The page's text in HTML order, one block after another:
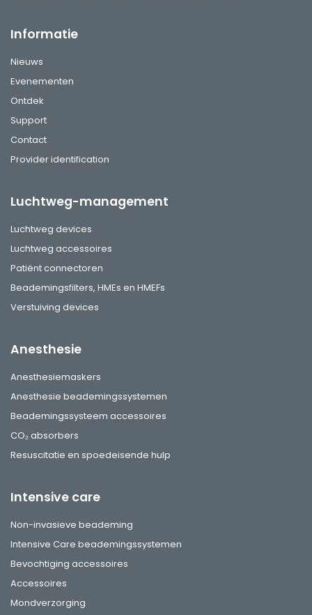
Informatie
Nieuws
Evenementen
Ontdek
Support
Contact
Provider identification
Luchtweg-management
Luchtweg devices
Luchtweg accessoires
Patiënt connectoren
Beademingsfilters, HMEs en HMEFs
Verstuiving devices
Anesthesie
Anesthesiemaskers
Anesthesie beademingssystemen
Beademingssysteem accessoires
CO₂ absorbers
Resuscitatie en spoedeisende hulp
Intensive care
Non-invasieve beademing
Intensive Care beademingssystemen
Bevochtiging accessoires
Accessoires
Mondverzorging